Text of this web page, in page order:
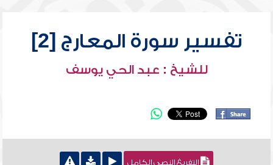
تفسير سورة المعارج [2]
للشيخ : عبد الحي يوسف
التفريغ النصي الكامل